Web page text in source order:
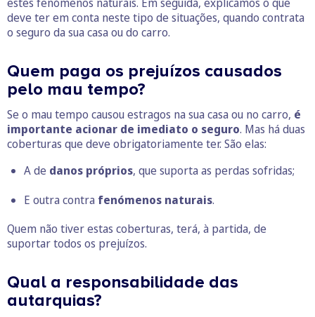
deve ter em conta neste tipo de situações, quando contrata
o seguro da sua casa ou do carro.
Quem paga os prejuízos causados
pelo mau tempo?
Se o mau tempo causou estragos na sua casa ou no carro, é
importante acionar de imediato o seguro. Mas há duas
coberturas que deve obrigatoriamente ter. São elas:
A de danos próprios, que suporta as perdas sofridas;
E outra contra fenómenos naturais.
Quem não tiver estas coberturas, terá, à partida, de
suportar todos os prejuízos.
Qual a responsabilidade das
autarquias?